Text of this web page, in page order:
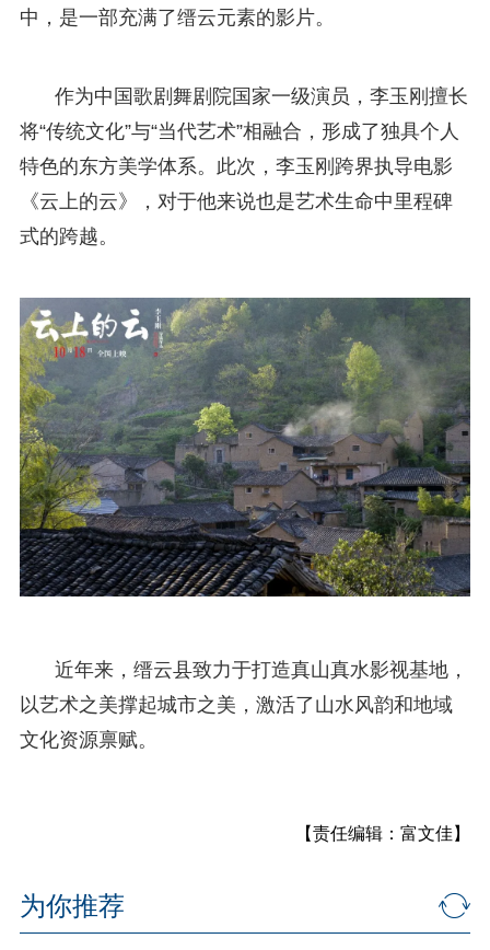
中，是一部充满了缙云元素的影片。
作为中国歌剧舞剧院国家一级演员，李玉刚擅长
将“传统文化”与“当代艺术”相融合，形成了独具个人
特色的东方美学体系。此次，李玉刚跨界执导电影
《云上的云》，对于他来说也是艺术生命中里程碑
式的跨越。
近年来，缙云县致力于打造真山真水影视基地，
以艺术之美撑起城市之美，激活了山水风韵和地域
文化资源禀赋。
【责任编辑：富文佳】
为你推荐